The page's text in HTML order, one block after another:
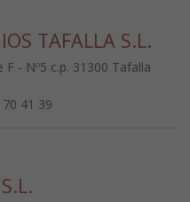
TAFALLA S.L.
F - Nº5 c.p. 31300 Tafalla
41 39